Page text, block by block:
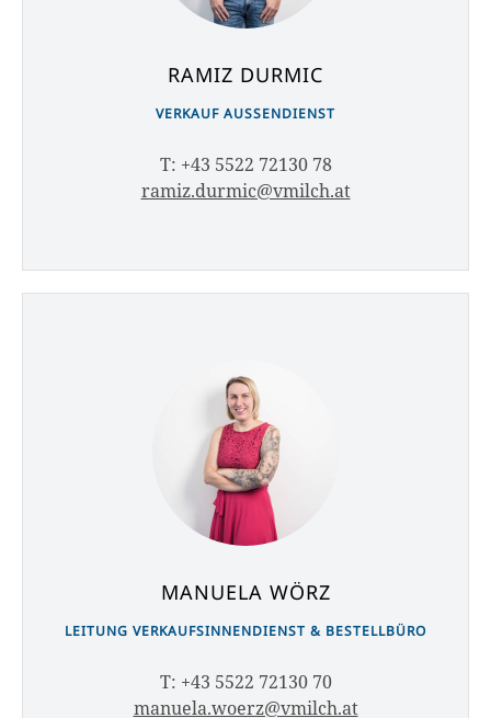
RAMIZ DURMIC
VERKAUF AUSSENDIENST
T: +43 5522 72130 78
ramiz.durmic@vmilch.at
MANUELA WÖRZ
LEITUNG VERKAUFSINNENDIENST & BESTELLBÜRO
T: +43 5522 72130 70
manuela.woerz@vmilch.at